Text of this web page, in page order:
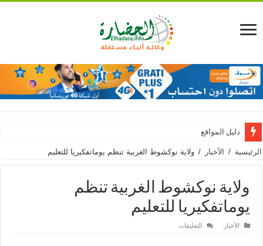
دليل المواقع
الرئيسية / الأخبار / ولاية نوكشوط الغربية تنظم يوماتفكيريا للتعليم
ولاية نوكشوط الغربية تنظم
يوماتفكيريا للتعليم
الأخبار التعليقات